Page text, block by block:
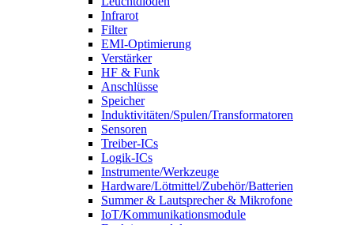
Infrarot
Filter
EMI-Optimierung
Verstärker
HF & Funk
Anschlüsse
Speicher
Induktivitäten/Spulen/Transformatoren
Sensoren
Treiber-ICs
Logik-ICs
Instrumente/Werkzeuge
Hardware/Lötmittel/Zubehör/Batterien
Summer & Lautsprecher & Mikrofone
IoT/Kommunikationsmodule